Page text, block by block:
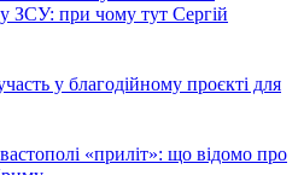
ЗСУ: при чому тут Сергій
у благодійному проєкті для
«приліт»: що відомо про